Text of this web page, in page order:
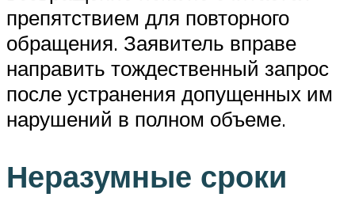
препятствием для повторного
обращения. Заявитель вправе
направить тождественный запрос
после устранения допущенных им
нарушений в полном объеме.
Неразумные сроки